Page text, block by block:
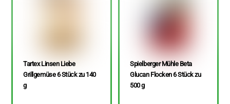
Tartex Linsen Liebe
Grillgemüse 6 Stück zu 140
g
Spielberger Mühle Beta
Glucan Flocken 6 Stück zu
500 g